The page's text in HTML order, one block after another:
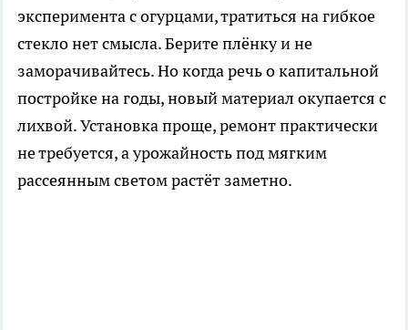
эксперимента с огурцами, тратиться на гибкое
стекло нет смысла. Берите плёнку и не
заморачивайтесь. Но когда речь о капитальной
постройке на годы, новый материал окупается с
лихвой. Установка проще, ремонт практически
не требуется, а урожайность под мягким
рассеянным светом растёт заметно.